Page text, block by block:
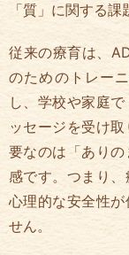
「質」に関する
従来の療育は、
のためのトレー
し、学校や家庭
ッセージを受け
要なのは「あり
感です。つまり、
心理的な安全性
せん。